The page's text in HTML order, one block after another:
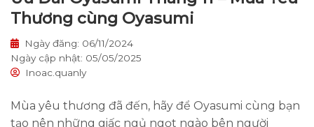
Thương cùng Oyasumi
Ngày đăng: 06/11/2024
Ngày cập nhật: 05/05/2025
Inoac.quanly
Mùa yêu thương đã đến, hãy để Oyasumi cùng bạn
tạo nên những giấc ngủ ngọt ngào bên người